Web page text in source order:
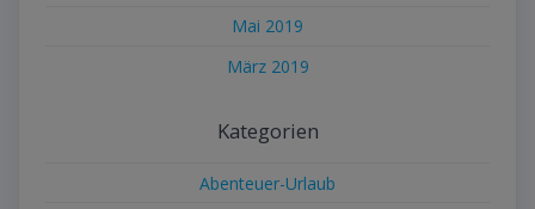
Mai 2019
März 2019
Kategorien
Abenteuer-Urlaub